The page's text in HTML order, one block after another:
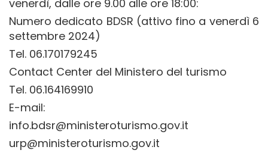
venerdì, dalle ore 9.00 alle ore 18:00:
Numero dedicato BDSR (attivo fino a venerdì 6
settembre 2024)
Tel. 06.170179245
Contact Center del Ministero del turismo
Tel. 06.164169910
E-mail:
info.bdsr@ministeroturismo.gov.it
urp@ministeroturismo.gov.it